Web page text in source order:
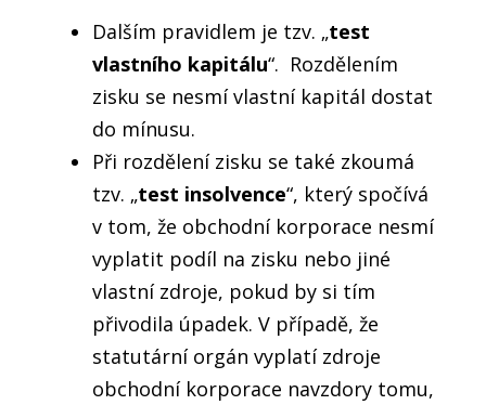
Dalším pravidlem je tzv. „test
vlastního kapitálu“. Rozdělením
zisku se nesmí vlastní kapitál dostat
do mínusu.
Při rozdělení zisku se také zkoumá
tzv. „test insolvence“, který spočívá
v tom, že obchodní korporace nesmí
vyplatit podíl na zisku nebo jiné
vlastní zdroje, pokud by si tím
přivodila úpadek. V případě, že
statutární orgán vyplatí zdroje
obchodní korporace navzdory tomu,